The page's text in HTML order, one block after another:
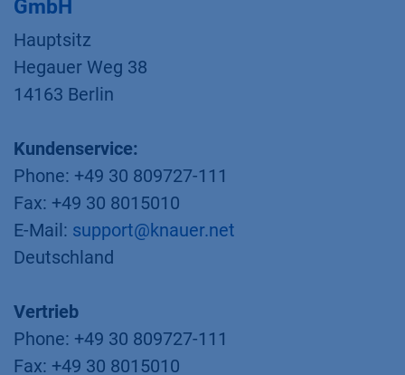
GmbH
Hauptsitz​
Hegauer Weg 38
14163 Berlin
Kundenservice:
Phone: +49 30 809727-111
Fax: +49 30 8015010
E-Mail: support@knauer.net
Deutschland
Vertrieb
Phone: +49 30 809727-111
Fax: +49 30 8015010